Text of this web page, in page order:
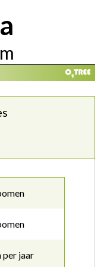
per jaar